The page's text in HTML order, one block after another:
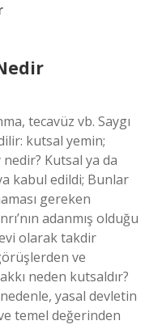
tecavüz vb. Saygı
kutsal yemin;
Kutsal ya da
kabul edildi; Bunlar
gereken
adanmış olduğu
olarak takdir
ve
neden kutsaldır?
yasal devletin
temel değerinden